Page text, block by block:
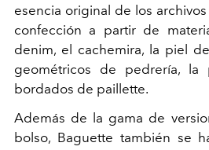
esencia original de los
confección a partir de
denim, el cachemira, la piel
geométricos de pedrería,
bordados de paillette.
Además de la gama de
bolso, Baguette también se